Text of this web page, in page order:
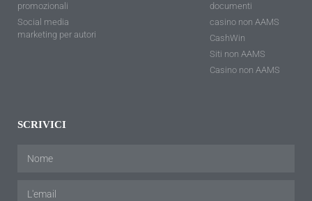
promozionali
Social media
marketing per autori
documenti
casino non AAMS
CashWin
Siti non AAMS
Casino non AAMS
SCRIVICI